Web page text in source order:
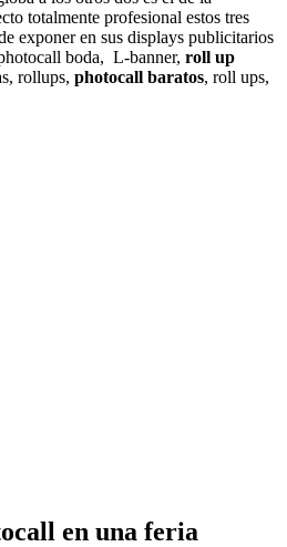
totalmente profesional estos tres
exponer en sus displays publicitarios
boda, L-banner, roll up
rollups, photocall baratos, roll ups,
en una feria